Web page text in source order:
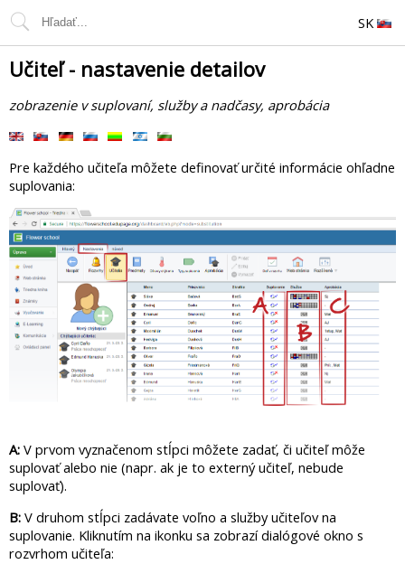
SK
Učiteľ - nastavenie detailov
zobrazenie v suplovaní, služby a nadčasy, aprobácia
Pre každého učiteľa môžete definovať určité informácie ohľadne
suplovania:
A: V prvom vyznačenom stĺpci môžete zadať, či učiteľ môže
suplovať alebo nie (napr. ak je to externý učiteľ, nebude
suplovať).
B: V druhom stĺpci zadávate voľno a služby učiteľov na
suplovanie. Kliknutím na ikonku sa zobrazí dialógové okno s
rozvrhom učiteľa: